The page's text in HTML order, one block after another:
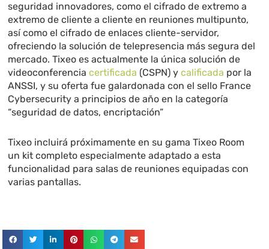
seguridad innovadores, como el cifrado de extremo a
extremo de cliente a cliente en reuniones multipunto,
así como el cifrado de enlaces cliente-servidor,
ofreciendo la solución de telepresencia más segura del
mercado. Tixeo es actualmente la única solución de
videoconferenciacertificada (CSPN) ycalificada por la
ANSSI, y su oferta fue galardonada con el sello France
Cybersecurity a principios de año en la categoría
“seguridad de datos, encriptación”
Tixeo incluirá próximamente en su gama Tixeo Room
un kit completo especialmente adaptado a esta
funcionalidad para salas de reuniones equipadas con
varias pantallas.